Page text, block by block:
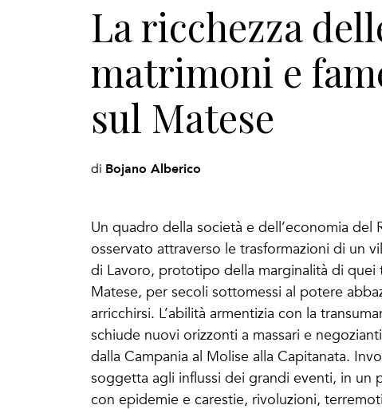
La ricchezza
matrimoni e
sul Matese
di Bojano Alberico
Un quadro della società e dell’economia
osservato attraverso le trasformazioni di un
di Lavoro, prototipo della marginalità di
Matese, per secoli sottomessi al potere
arricchirsi. L’abilità armentizia con la
schiude nuovi orizzonti a massari e
dalla Campania al Molise alla Capitanata.
soggetta agli influssi dei grandi eventi, in
con epidemie e carestie, rivoluzioni,